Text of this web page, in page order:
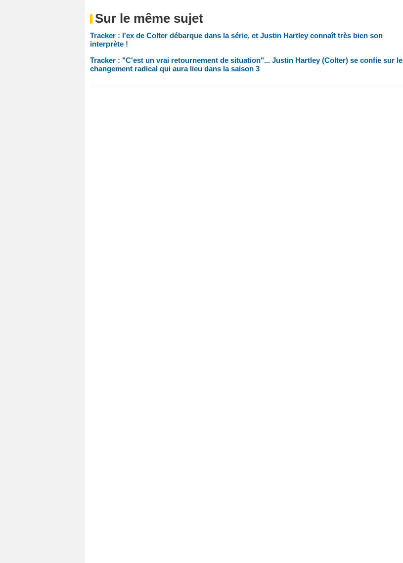
Sur le même sujet
Tracker : l'ex de Colter débarque dans la série, et Justin Hartley connaît très bien son
interprète !
Tracker : "C'est un vrai retournement de situation"... Justin Hartley (Colter) se confie sur le
changement radical qui aura lieu dans la saison 3